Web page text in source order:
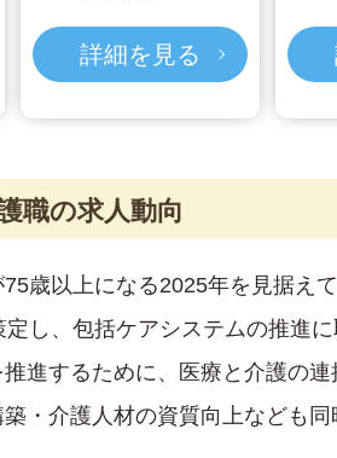
詳細を見る
職の求人動向
歳以上になる2025年を見据え
し、包括ケアシステムの推進
進するために、医療と介護の
・介護人材の資質向上なども